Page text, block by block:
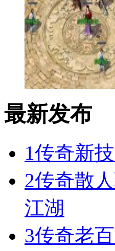
最新发布
1传奇新
2传奇散
江湖
3传奇老